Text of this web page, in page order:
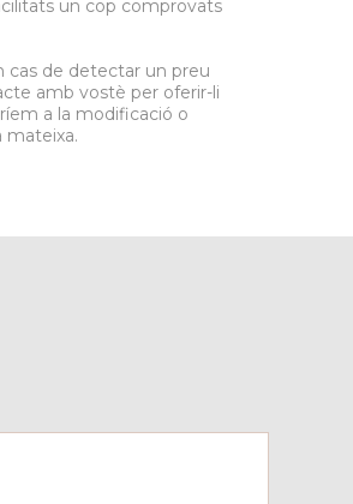
un cop comprovats
cas de detectar un preu
amb vostè per oferir-li
a la modificació o
mateixa.